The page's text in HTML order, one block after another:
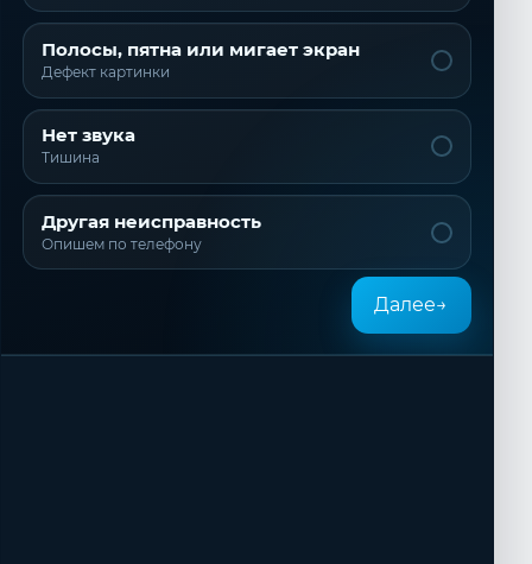
Полосы, пятна или мигает экран
Дефект картинки
Нет звука
Тишина
Другая неисправность
Опишем по телефону
Далее→